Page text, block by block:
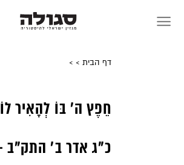
דף הבית>
>
חֵפֶץ ה’ בּוֹ לְהָאִיר לוֹ